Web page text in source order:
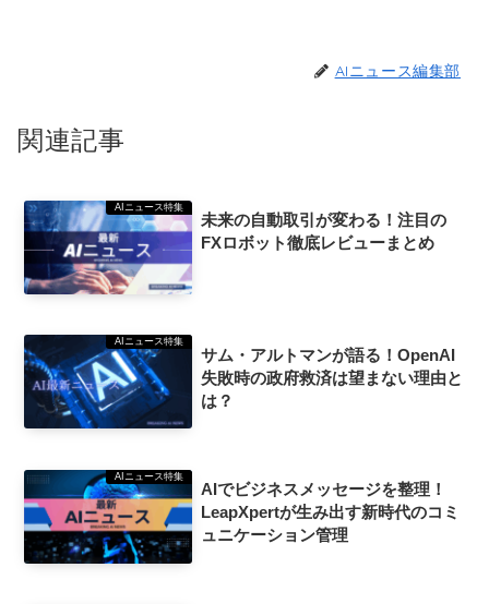
AIニュース編集部
関連記事
AIニュース特集
未来の自動取引が変わる！注目の
FXロボット徹底レビューまとめ
AIニュース特集
サム・アルトマンが語る！OpenAI
失敗時の政府救済は望まない理由と
は？
AIニュース特集
AIでビジネスメッセージを整理！
LeapXpertが生み出す新時代のコミ
ュニケーション管理